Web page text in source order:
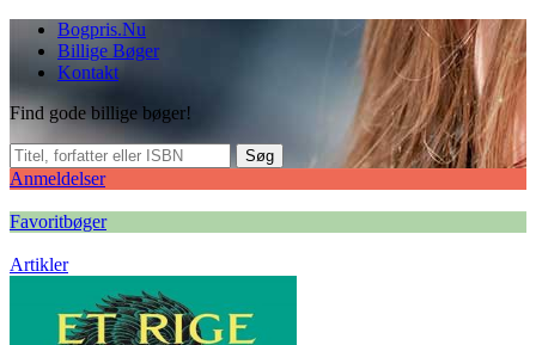
Bogpris.Nu
Billige Bøger
Kontakt
Find gode billige bøger!
Søg
Anmeldelser
Favoritbøger
Artikler